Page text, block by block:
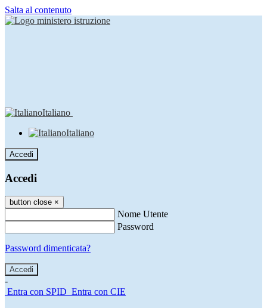
Salta al contenuto
Italiano
Italiano
Accedi
Accedi
button close ×
Nome Utente
Password
Password dimenticata?
-
Entra con SPID Entra con CIE